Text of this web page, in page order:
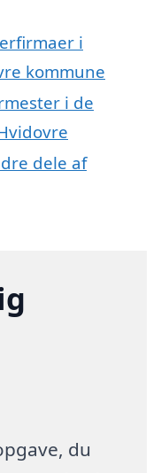
i
kommune
i de
dele af
du